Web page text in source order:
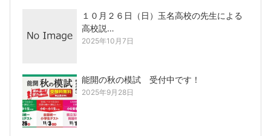
１０月２６日（日）玉名高校の先生による
高校説…
2025年10月7日
能開の秋の模試 受付中です！
2025年9月28日